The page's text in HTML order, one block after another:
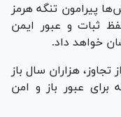
پیرامون تنگه هرمز
ثبات و عبور ایمن
خواهد داد.
هزاران سال باز
عبور باز و امن